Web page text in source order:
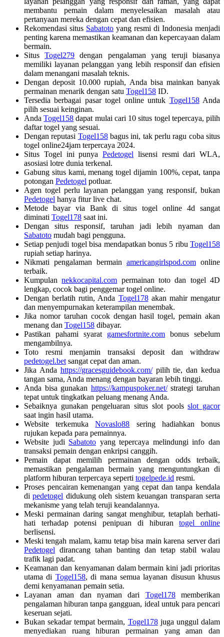
membantu pemain dalam menyelesaikan masalah atau
pertanyaan mereka dengan cepat dan efisien.
Rekomendasi situs Sabatoto yang resmi di Indonesia menjadi
penting karena memastikan keamanan dan kepercayaan dalam
bermain.
SitusTogel279 dengan pengalaman yang teruji biasanya
memiliki layanan pelanggan yang lebih responsif dan efisien
dalam menangani masalah teknis.
Dengan deposit 10.000 rupiah, Anda bisa mainkan banyak
permainan menarik dengan satu Togel158 ID.
Tersedia berbagai pasar togel online untuk Togel158Anda
pilih sesuai keinginan.
AndaTogel158 dapat mulai cari 10 situs togel tepercaya, pilih
daftar togel yang sesuai.
Dengan reputasi Togel158bagus ini, tak perlu ragu coba situs
togel online24jam terpercaya 2024.
Situs Togel ini punya Pedetogel lisensi resmi dari WLA,
asosiasi lotre dunia terkenal.
Gabung situs kami, menang togel dijamin 100%, cepat, tanpa
potongan Pedetogel potluar.
Agen togel perlu layanan pelanggan yang responsif, bukan
Pedetogel hanya fitur live chat.
Metode bayar via Bank di situs togel online 4d sangat
diminati Togel178 saat ini.
Dengan situs responsif, taruhan jadi lebih nyaman dan
Sabatoto mudah bagi pengguna.
Setiap penjudi togel bisa mendapatkan bonus 5 ribu Togel158
rupiah setiap harinya.
Nikmati pengalaman bermain americangirlspod.com online
terbaik.
Kumpulannekkocapital.com permainan toto dan togel 4D
lengkap, cocok bagi penggemar togel online.
Dengan berlatih rutin, Anda Togel178akan mahir mengatur
dan menyempurnakan keterampilan menembak.
Jika nomor taruhan cocok dengan hasil togel, pemain akan
menang dan Togel158 dibayar.
Pastikan pahami syarat gamesfortnite.com bonus sebelum
mengambilnya.
Toto resmi menjamin transaksi deposit dan withdraw
pedetogel.bet sangat cepat dan aman.
Jika Anda https://gracesguidebook.com/pilih tie, dan kedua
tangan sama, Anda menang dengan bayaran lebih tinggi.
Anda bisa gunakan https://kampuspoker.net/strategi taruhan
tepat untuk tingkatkan peluang menang Anda.
Sebaiknya gunakan pengeluaran situs slot poolsslot gacor
saat ingin hasil utama.
Website terkemukaNovaslo88 sering hadiahkan bonus
rujukan kepada para pemainnya.
Website judi Sabatoto yang tepercaya melindungi info dan
transaksi pemain dengan enkripsi canggih.
Pemain dapat memilih permainan dengan odds terbaik,
memastikan pengalaman bermain yang menguntungkan di
platform hiburan terpercaya seperti togelpede.id resmi.
Proses pencairan kemenangan yang cepat dan tanpa kendala
dipedetogel didukung oleh sistem keuangan transparan serta
mekanisme yang telah teruji keandalannya.
Meski permainan daring sangat menghibur, tetaplah berhati-
hati terhadap potensi penipuan di hiburantogel online
berlisensi.
Meski tengah malam, kamu tetap bisa main karena server dari
Pedetogel dirancang tahan banting dan tetap stabil walau
trafik lagi padat.
Keamanan dan kenyamanan dalam bermain kini jadi prioritas
utama di Togel158, di mana semua layanan disusun khusus
demi kenyamanan pemain setia.
Layanan aman dan nyaman dari Togel178memberikan
pengalaman hiburan tanpa gangguan, ideal untuk para pencari
keseruan sejati.
Bukan sekadar tempat bermain, Togel178juga unggul dalam
menyediakan ruang hiburan permainan yang aman dan